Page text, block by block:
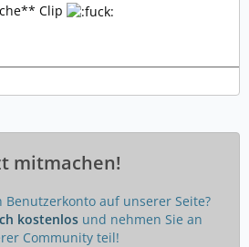
Clip
mitmachen!
Benutzerkonto auf unserer Seite?
kostenlosund nehmen Sie an
Community teil!